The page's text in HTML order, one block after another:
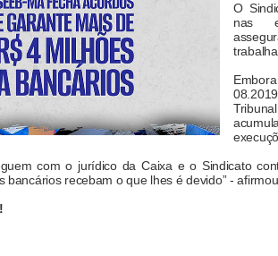
O
nas
com o jurídico da Caixa e o Sindicato
bancários recebam o que lhes é devido” -